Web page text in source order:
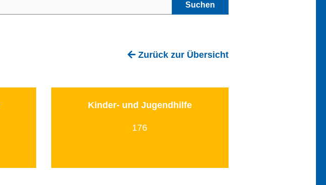
Suchen
Zurück zur Übersicht
Kinder- und Jugendhilfe
176